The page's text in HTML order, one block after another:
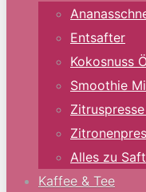
Entsafter
Kokosnuss
Smoothie
Alles zu
Kaffee & Tee